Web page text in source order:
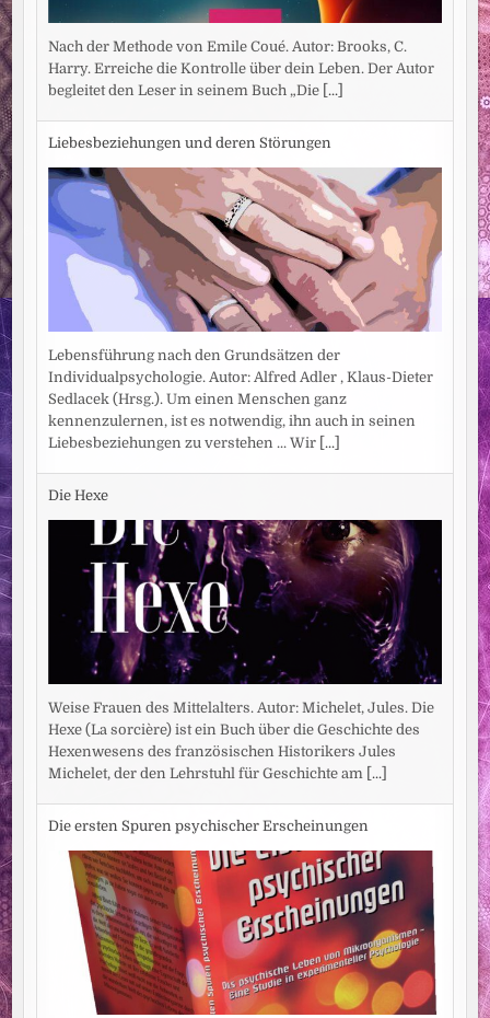
Nach der Methode von Emile Coué. Autor: Brooks, C.
Harry. Erreiche die Kontrolle über dein Leben. Der Autor
begleitet den Leser in seinem Buch „Die [...]
Liebesbeziehungen und deren Störungen
Lebensführung nach den Grundsätzen der
Individualpsychologie. Autor: Alfred Adler , Klaus-Dieter
Sedlacek (Hrsg.). Um einen Menschen ganz
kennenzulernen, ist es notwendig, ihn auch in seinen
Liebesbeziehungen zu verstehen ... Wir [...]
Die Hexe
Weise Frauen des Mittelalters. Autor: Michelet, Jules. Die
Hexe (La sorcière) ist ein Buch über die Geschichte des
Hexenwesens des französischen Historikers Jules
Michelet, der den Lehrstuhl für Geschichte am [...]
Die ersten Spuren psychischer Erscheinungen